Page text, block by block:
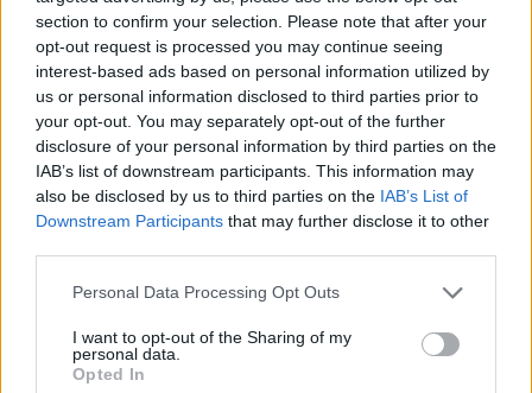
section to confirm your selection. Please note that after your
opt-out request is processed you may continue seeing
interest-based ads based on personal information utilized by
us or personal information disclosed to third parties prior to
your opt-out. You may separately opt-out of the further
disclosure of your personal information by third parties on the
IAB’s list of downstream participants. This information may
also be disclosed by us to third parties on the IAB’s List of
Downstream Participants that may further disclose it to other
Personal Data Processing Opt Outs
I want to opt-out of the Sharing of my
personal data.
Opted In
3 …
8
Następna
Najnowsze
Indyjski biskup: nie potrzebujemy misjonarzy, którzy
07 sierpnia 2026 | 22:47